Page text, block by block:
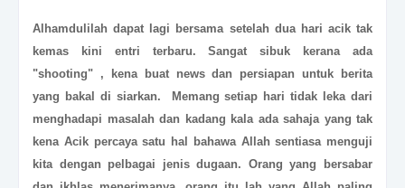
Alhamdulilah dapat lagi bersama setelah dua hari acik tak
kemas kini entri terbaru. Sangat sibuk kerana ada
"shooting" , kena buat news dan persiapan untuk berita
yang bakal di siarkan. Memang setiap hari tidak leka dari
menghadapi masalah dan kadang kala ada sahaja yang tak
kena Acik percaya satu hal bahawa Allah sentiasa menguji
kita dengan pelbagai jenis dugaan. Orang yang bersabar